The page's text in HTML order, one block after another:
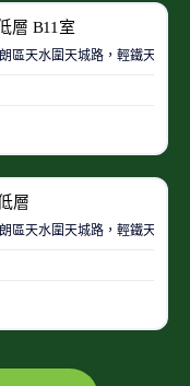
層 B11室
區天水圍天城路，輕鐵天榮
層
區天水圍天城路，輕鐵天榮